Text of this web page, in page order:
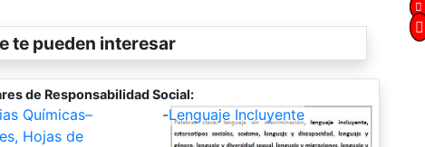
te pueden interesar
de Responsabilidad Social:
Químicas–
Hojas de
-Lenguaje Incluyente